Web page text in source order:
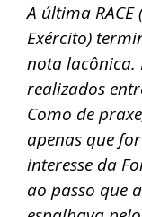
A última
Exército)
nota lacônica.
realizados
Como de
apenas que
interesse da
ao passo que